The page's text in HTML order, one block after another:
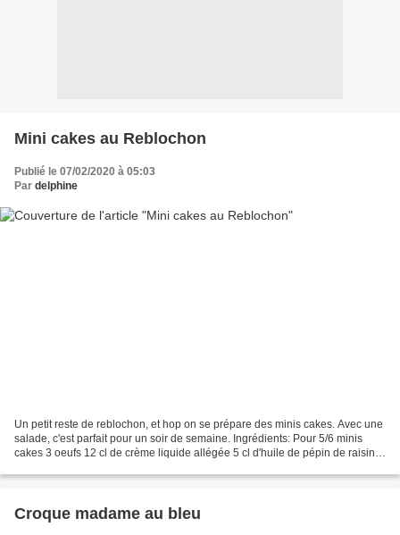
Mini cakes au Reblochon
Publié le 07/02/2020 à 05:03
Par delphine
Un petit reste de reblochon, et hop on se prépare des minis cakes. Avec une
salade, c'est parfait pour un soir de semaine. Ingrédients: Pour 5/6 minis
cakes 3 oeufs 12 cl de crème liquide allégée 5 cl d'huile de pépin de raisin
Croque madame au bleu